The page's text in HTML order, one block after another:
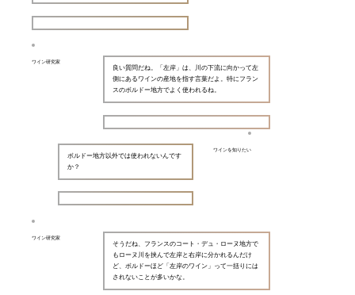
ワイン研究家
良い質問だね。「左岸」は、川の下流に向かって左
側にあるワインの産地を指す言葉だよ。特にフラン
スのボルドー地方でよく使われるね。
ワインを知りたい
ボルドー地方以外では使われないんです
か？
ワイン研究家
そうだね、フランスのコート・デュ・ローヌ地方で
もローヌ川を挟んで左岸と右岸に分かれるんだけ
ど、ボルドーほど「左岸のワイン」って一括りには
されないことが多いかな。